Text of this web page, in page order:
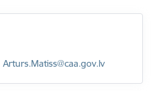
E-pasts:
Arturs.Matiss@caa.gov.lv